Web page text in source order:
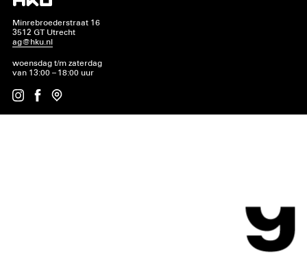
Minrebroederstraat 16
3512 GT Utrecht
ag@hku.nl
woensdag t/m zaterdag
van 13:00 – 18:00 uur